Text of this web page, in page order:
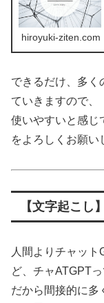
hiroyuki-ziten.com
できるだけ、多く
ていきますので、
使いやすいと感じ
をよろしくお願い
【文字起こし】
人間よりチャッ
ど、チャATGPT
だから間接的に多